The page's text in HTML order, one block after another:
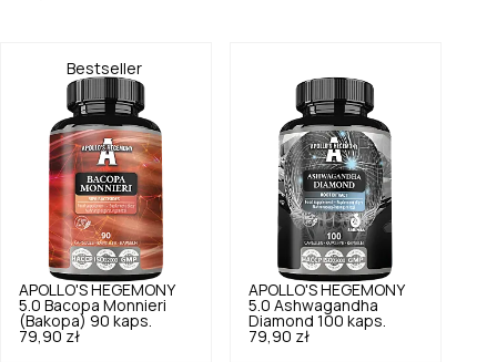
Bestseller
APOLLO'S HEGEMONY
5.0 Bacopa Monnieri
(Bakopa) 90 kaps.
79,90 zł
APOLLO'S HEGEMONY
5.0 Ashwagandha
Diamond 100 kaps.
79,90 zł